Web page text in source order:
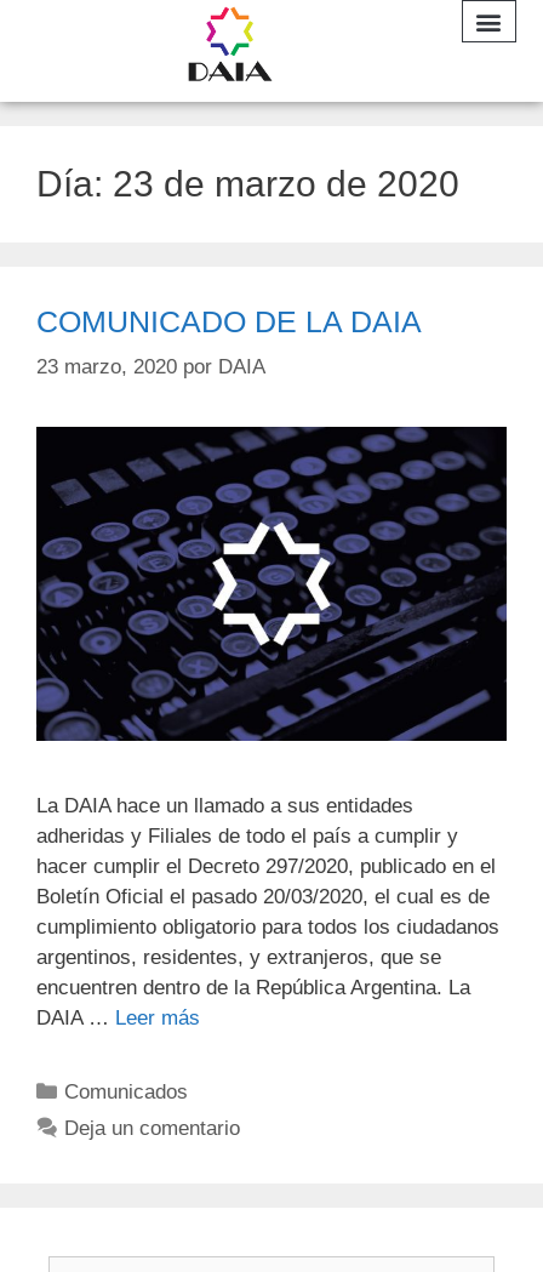
Día: 23 de marzo de 2020
COMUNICADO DE LA DAIA
23 marzo, 2020 por DAIA
La DAIA hace un llamado a sus entidades
adheridas y Filiales de todo el país a cumplir y
hacer cumplir el Decreto 297/2020, publicado en el
Boletín Oficial el pasado 20/03/2020, el cual es de
cumplimiento obligatorio para todos los ciudadanos
argentinos, residentes, y extranjeros, que se
encuentren dentro de la República Argentina. La
DAIA … Leer más
Comunicados
Deja un comentario